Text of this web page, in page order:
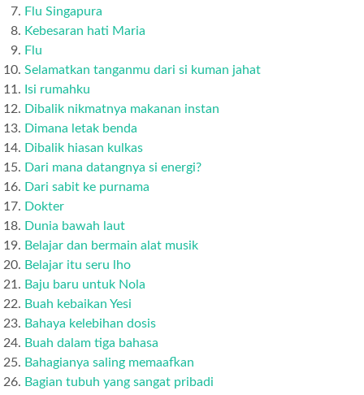
Flu Singapura
Kebesaran hati Maria
Flu
Selamatkan tanganmu dari si kuman jahat
Isi rumahku
Dibalik nikmatnya makanan instan
Dimana letak benda
Dibalik hiasan kulkas
Dari mana datangnya si energi?
Dari sabit ke purnama
Dokter
Dunia bawah laut
Belajar dan bermain alat musik
Belajar itu seru lho
Baju baru untuk Nola
Buah kebaikan Yesi
Bahaya kelebihan dosis
Buah dalam tiga bahasa
Bahagianya saling memaafkan
Bagian tubuh yang sangat pribadi